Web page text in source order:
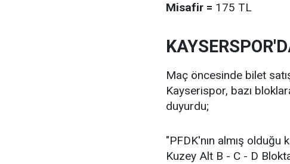
Misafir = 175 TL
Maç öncesinde bilet
Kayserispor, bazı
duyurdu;
"PFDK'nın almış olduğu
Kuzey Alt B - C - D